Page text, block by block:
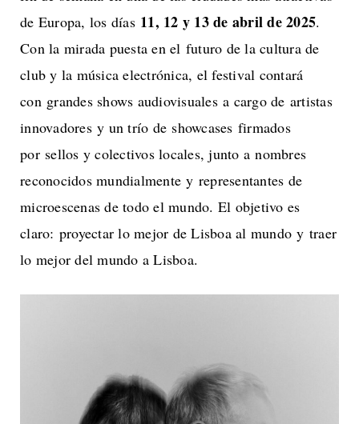
de Europa, los días 11, 12 y 13 de abril de 2025.
Con la mirada puesta en el futuro de la cultura de
club y la música electrónica, el festival contará
con grandes shows audiovisuales a cargo de artistas
innovadores y un trío de showcases firmados
por sellos y colectivos locales, junto a nombres
reconocidos mundialmente y representantes de
microescenas de todo el mundo. El objetivo es
claro: proyectar lo mejor de Lisboa al mundo y traer
lo mejor del mundo a Lisboa.